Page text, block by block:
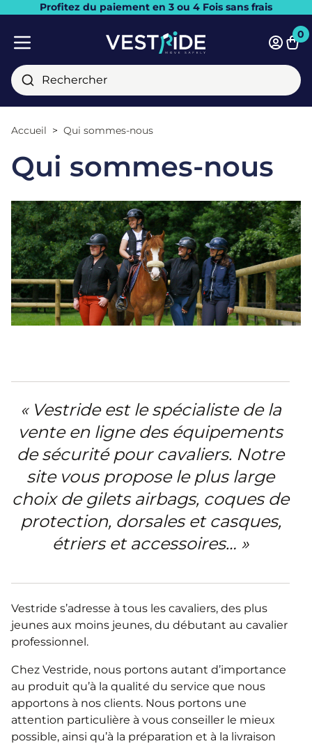
Profitez du paiement en 3 ou 4 Fois sans frais
Fermer
Rechercher
0
Accueil Qui sommes-nous
Qui sommes-nous
« Vestride est le spécialiste de la
vente en ligne des équipements
de sécurité pour cavaliers. Notre
site vous propose le plus large
choix de gilets airbags, coques de
protection, dorsales et casques,
étriers et accessoires… »
Vestride s’adresse à tous les cavaliers, des plus
jeunes aux moins jeunes, du débutant au cavalier
professionnel.
Chez Vestride, nous portons autant d’importance
au produit qu’à la qualité du service que nous
apportons à nos clients. Nous portons une
attention particulière à vous conseiller le mieux
possible, ainsi qu’à la préparation et à la livraison